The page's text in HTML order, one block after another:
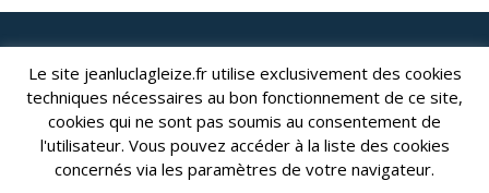
Jean-Luc LAGLEIZE - e-mail :
lagleize2024@gmail.com
Mentions Légales- Copyright © 2024. Tous droits réservés.
Le site jeanluclagleize.fr utilise exclusivement des cookies
techniques nécessaires au bon fonctionnement de ce site,
cookies qui ne sont pas soumis au consentement de
l'utilisateur. Vous pouvez accéder à la liste des cookies
concernés via les paramètres de votre navigateur.